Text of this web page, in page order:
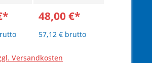
48,00 €*
57,12 € brutto
Versandkosten